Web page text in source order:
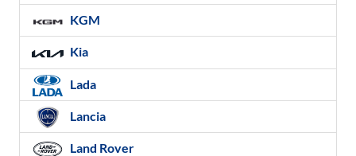
KGM
Kia
Lada
Lancia
Land Rover